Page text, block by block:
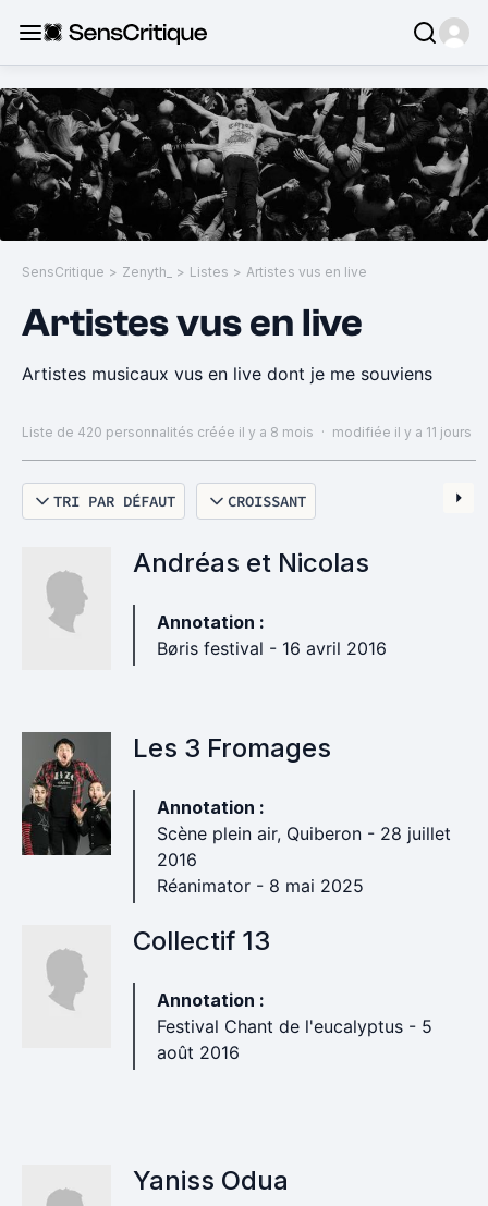
SensCritique > Zenyth_ > Listes > Artistes vus en live
Artistes vus en live
Artistes musicaux vus en live dont je me souviens
Liste de 420 personnalités créée il y a 8 mois · modifiée il y a 11 jours
TRI PAR DÉFAUT CROISSANT
Andréas et Nicolas
Annotation :
Børis festival - 16 avril 2016
Les 3 Fromages
Annotation :
Scène plein air, Quiberon - 28 juillet
2016
Réanimator - 8 mai 2025
Collectif 13
Annotation :
Festival Chant de l'eucalyptus - 5
août 2016
Yaniss Odua